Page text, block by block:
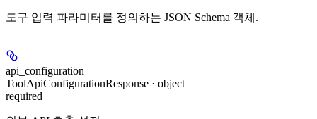
도구 입력 파라미터를 정의하는 JSON Schema 객체.
api_configuration
ToolApiConfigurationResponse · object
required